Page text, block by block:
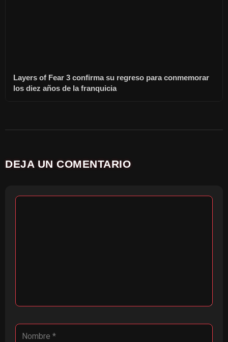
Layers of Fear 3 confirma su regreso para conmemorar
los diez años de la franquicia
DEJA UN COMENTARIO